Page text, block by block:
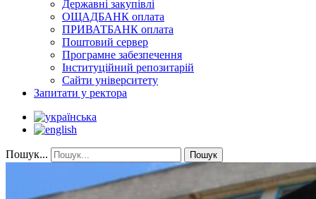
Державні закупівлі
ОЩАДБАНК оплата
ПРИВАТБАНК оплата
Поштовий сервер
Програмне забезпечення
Інституційний репозитарій
Сайти університету
Запитати у ректора
Пошук... Пошук